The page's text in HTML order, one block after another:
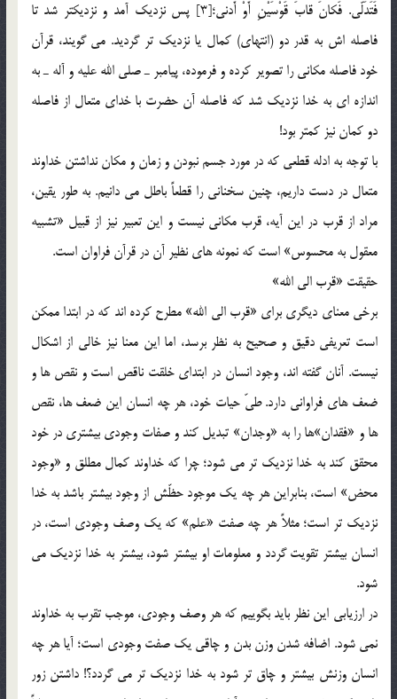
فَتَدَلّي. فَكانَ قابَ قَوْسَيْنِ أَوْ أَدني؛[3] پس نزديك آمد و نزديكتر شد تا
فاصله اش به قدر دو (انتهاي) كمال يا نزديك تر گرديد. مي گويند، قرآن
خود فاصله مكاني را تصوير كرده و فرموده، پيامبر ـ صلي الله عليه و آله ـ به
اندازه اي به خدا نزديك شد كه فاصله آن حضرت با خداي متعال از فاصله
دو كمان نيز كمتر بود!
با توجه به ادله قطعي كه در مورد جسم نبودن و زمان و مكان نداشتن خداوند
متعال در دست داريم، چنين سخناني را قطعاً باطل مي دانيم. به طور يقين،
مراد از قرب در اين آيه، قرب مكاني نيست و اين تعبير نيز از قبيل «تشبيه
معقول به محسوس» است كه نمونه هاي نظير آن در قرآن فراوان است.
حقيقت «قرب الي الله»
برخي معناي ديگري براي «قرب الي الله» مطرح كرده اند كه در ابتدا ممكن
است تعريفي دقيق و صحيح به نظر برسد، اما اين معنا نيز خالي از اشكال
نيست. آنان گفته اند، وجود انسان در ابتداي خلقت ناقص است و نقص ها و
ضعف هاي فراواني دارد. طيّ حيات خود، هر چه انسان اين ضعف ها، نقص
ها و «فقدان»ها را به «وجدان» تبديل كند و صفات وجودي بيشتري در خود
محقق كند به خدا نزديك تر مي شود؛ چرا كه خداوند كمال مطلق و «وجود
محض» است، بنابراين هر چه يك موجود حظّش از وجود بيشتر باشد به خدا
نزديك تر است؛ مثلاً هر چه صفت «علم» كه يك وصف وجودي است، در
انسان بيشتر تقويت گردد و معلومات او بيشتر شود، بيشتر به خدا نزديك مي
شود.
در ارزيابي اين نظر بايد بگوييم كه هر وصف وجودي، موجب تقرب به خداوند
نمي شود. اضافه شدن وزن بدن و چاقي يك صفت وجودي است؛ آيا هر چه
انسان وزنش بيشتر و چاق تر شود به خدا نزديك تر مي گردد؟! داشتن زور